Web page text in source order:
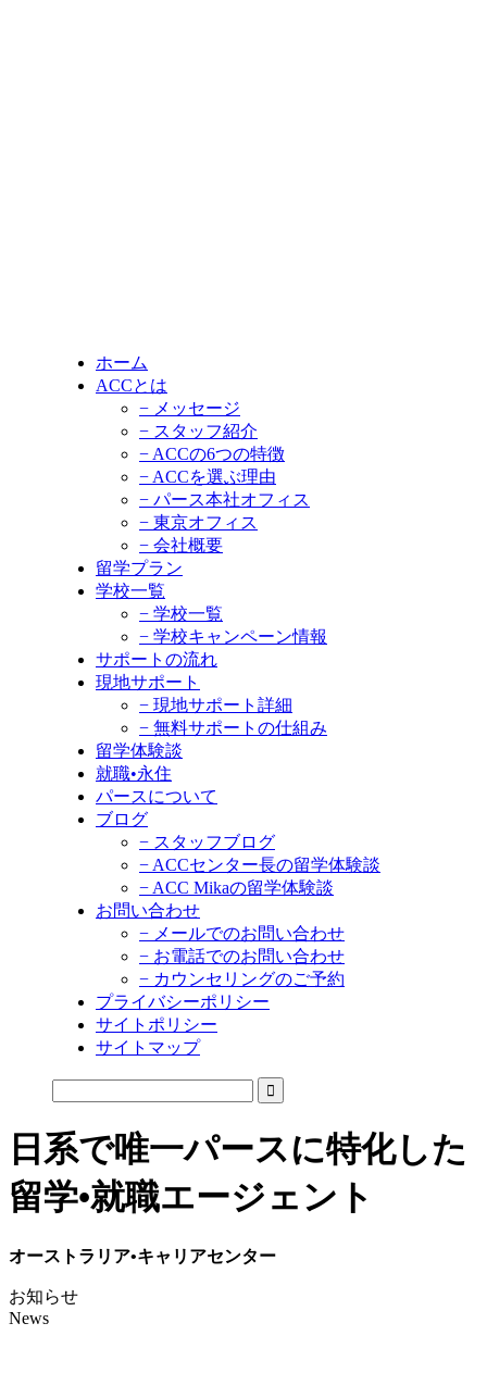
ホーム
ACCとは
− メッセージ
− スタッフ紹介
− ACCの6つの特徴
− ACCを選ぶ理由
− パース本社オフィス
− 東京オフィス
− 会社概要
留学プラン
学校一覧
− 学校一覧
− 学校キャンペーン情報
サポートの流れ
現地サポート
− 現地サポート詳細
− 無料サポートの仕組み
留学体験談
就職•永住
パースについて
ブログ
− スタッフブログ
− ACCセンター長の留学体験談
− ACC Mikaの留学体験談
お問い合わせ
− メールでのお問い合わせ
− お電話でのお問い合わせ
− カウンセリングのご予約
プライバシーポリシー
サイトポリシー
サイトマップ
日系で唯一パースに特化した
留学•就職エージェント
オーストラリア•キャリアセンター
お知らせ
News